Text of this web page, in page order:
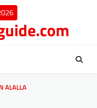
ALALLA